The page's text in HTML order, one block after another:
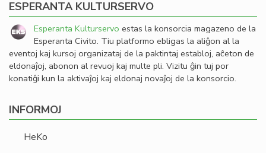
ESPERANTA KULTURSERVO
Esperanta Kulturservo estas la konsorcia magazeno de la
Esperanta Civito. Tiu platformo ebligas la aliĝon al la
eventoj kaj kursoj organizataj de la paktintaj establoj, aĉeton de
eldonaĵoj, abonon al revuoj kaj multe pli. Vizitu ĝin tuj por
konatiĝi kun la aktivaĵoj kaj eldonaj novaĵoj de la konsorcio.
INFORMOJ
HeKo